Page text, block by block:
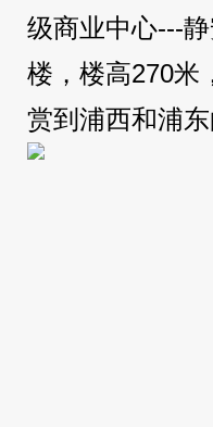
级商业中心---
楼，楼高270米
赏到浦西和浦东